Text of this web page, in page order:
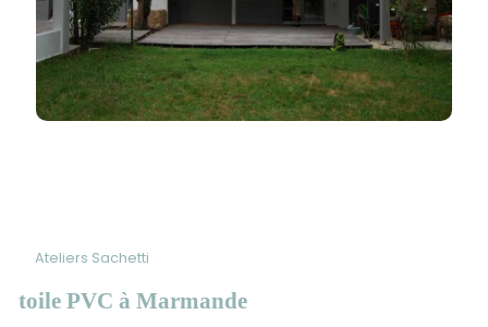
Ateliers Sachetti
toile PVC à Marmande